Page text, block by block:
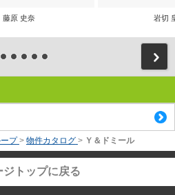
藤原 史奈 岩切
プ > 物件カタログ > Ｙ＆ドミール
ジトップに戻る